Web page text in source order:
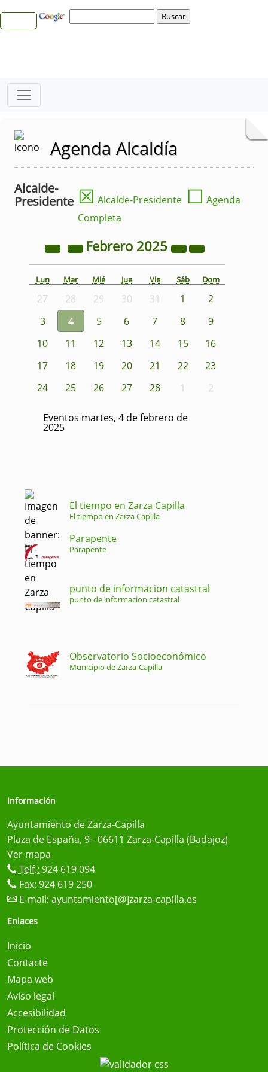
Agenda Alcaldía
Alcalde-
Presidente ☒ Alcalde-Presidente ☐ Agenda
Completa
Febrero 2025
Lun Mar Mié Jue Vie Sáb Dom
27 28 29 30 31 1
2
3
4 5 6 7 8
9
10
11 12 13 14 15
16
17
18 19 20 21 22
23
24
25 26 27 28 1 2
Eventos martes, 4 de febrero de
2025
El tiempo en Zarza Capilla
El tiempo en Zarza Capilla
Parapente
Parapente
punto de informacion catastral
punto de informacion catastral
Observatorio Socioeconómico
Municipio de Zarza-Capilla
Información
Ayuntamiento de Zarza-Capilla
Plaza de España, 9 - 06611 Zarza-Capilla (Badajoz)
Ver mapa
Telf.: 924 619 094
Fax: 924 619 250
E-mail: ayuntamiento[@]zarza-capilla.es
Enlaces
Inicio
Contacte
Mapa web
Aviso legal
Accesibilidad
Protección de Datos
Política de Cookies